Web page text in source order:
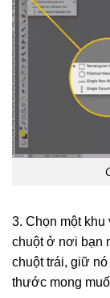
3. Chọn một
chuột ở nơi bạn
chuột trái, giữ
thước mong